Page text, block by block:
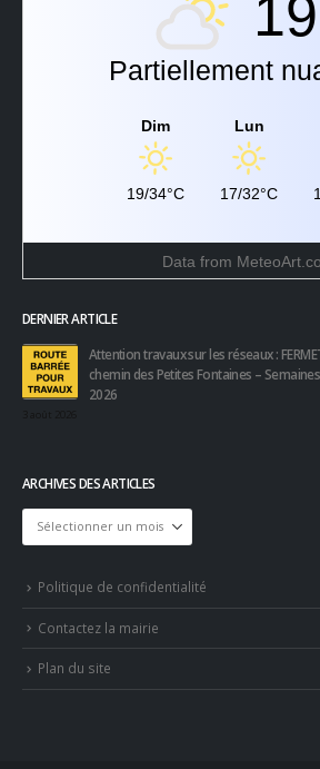
Partiellement
Dim
19/34°C
Lun
17/32°C
Data from
DERNIER ARTICLE
Attention travaux sur les réseaux :
chemin des Petites Fontaines –
2026
ARCHIVES DES ARTICLES
Archives
des
Politique de confidentialité
Contactez la mairie
Plan du site